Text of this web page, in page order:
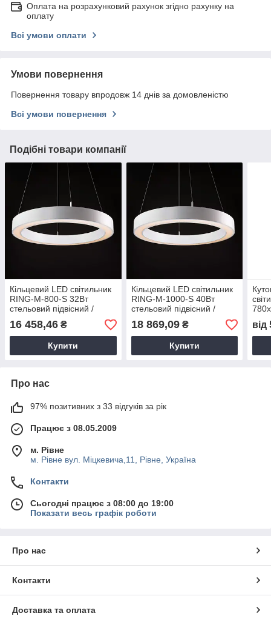
Оплата на розрахунковий рахунок згідно рахунку на
оплату
Всі умови оплати
Умови повернення
Повернення товару впродовж 14 днів за домовленістю
Всі умови повернення
Подібні товари компанії
Кільцевий LED світильник
RING-M-800-S 32Вт
стельовий підвісний /
профілю 60мм 16797о
16 458,46 ₴
Купити
Кільцевий LED світильник
RING-M-1000-S 40Вт
стельовий підвісний /
профілю 60мм 16798о
18 869,09₴
Купити
780
від
Про нас
97% позитивних з 33 відгуків за рік
Працює з 08.05.2009
м. Рівне
м. Рівне вул. Міцкевича,11, Рівне, Україна
Контакти
Сьогодні працює з 08:00 до 19:00
Показати весь графік роботи
Про нас
Контакти
Доставка та оплата